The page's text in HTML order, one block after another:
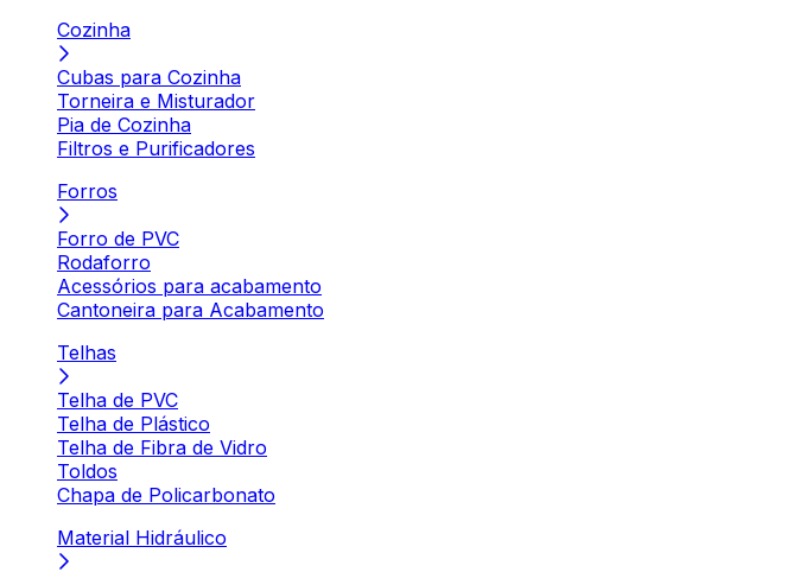
Cozinha
Cubas para Cozinha
Torneira e Misturador
Pia de Cozinha
Filtros e Purificadores
Forros
Forro de PVC
Rodaforro
Acessórios para acabamento
Cantoneira para Acabamento
Telhas
Telha de PVC
Telha de Plástico
Telha de Fibra de Vidro
Toldos
Chapa de Policarbonato
Material Hidráulico